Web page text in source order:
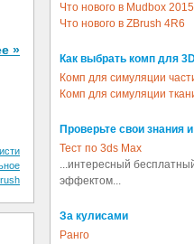
»
Что нового в Mudbox 2015
Что нового в ZBrush 4R6
Как выбрать комп для
Комп для симуляции
Комп для симуляции
Проверьте свои знания
Тест по 3ds Max
...интересный
эффектом...
За кулисами
Ранго